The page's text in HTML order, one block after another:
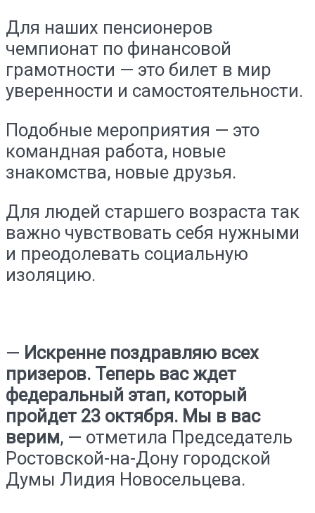
Для наших пенсионеров
чемпионат по финансовой
грамотности — это билет в мир
уверенности и самостоятельности.
Подобные мероприятия — это
командная работа, новые
знакомства, новые друзья.
Для людей старшего возраста так
важно чувствовать себя нужными
и преодолевать социальную
изоляцию.
— Искренне поздравляю всех
призеров. Теперь вас ждет
федеральный этап, который
пройдет 23 октября. Мы в вас
верим, — отметила Председатель
Ростовской-на-Дону городской
Думы Лидия Новосельцева.